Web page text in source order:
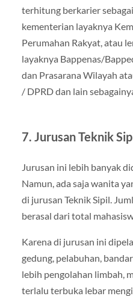
terhitung berkarier
kementerian layaknya
Perumahan Rakyat, atau
layaknya Bappenas/
dan Prasarana Wilayah
/ DPRD dan lain
7. Jurusan Teknik
Jurusan ini lebih banyak
Namun, ada saja wanita
di jurusan Teknik Sipil.
berasal dari total
Karena di jurusan ini
gedung, pelabuhan,
lebih pengolahan limbah,
terlalu terbuka lebar